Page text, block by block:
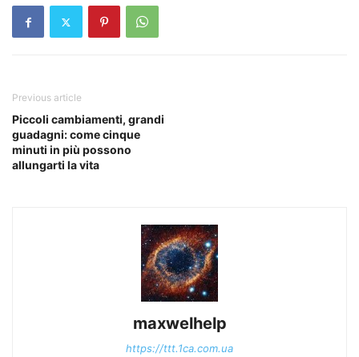
Previous article
Piccoli cambiamenti, grandi
guadagni: come cinque
minuti in più possono
allungarti la vita
maxwelhelp
https://ttt.1ca.com.ua